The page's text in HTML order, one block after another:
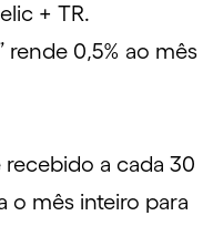
+ TR.
rende 0,5% ao mês
a cada 30
o mês inteiro para